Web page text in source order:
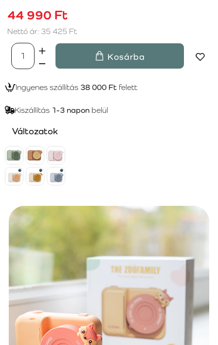
44 990 Ft
Nettó ár: 35 425 Ft
Kosárba
Ingyenes szállítás 38 000 Ft felett
Kiszállítás 1-3 napon belül
Változatok